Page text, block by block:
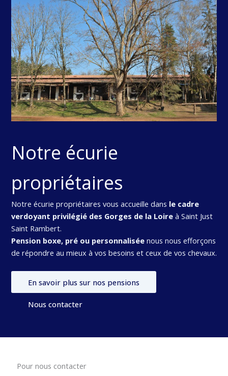
Notre écurie
propriétaires
Notre écurie propriétaires vous accueille dans le cadre
verdoyant privilégié des Gorges de la Loireà Saint Just
Saint Rambert.
Pension boxe, pré ou personnaliséenous nous efforçons
de répondre au mieux à vos besoins et ceux de vos chevaux.
En savoir plus sur nos pensions
Nous contacter
Pour nous contacter